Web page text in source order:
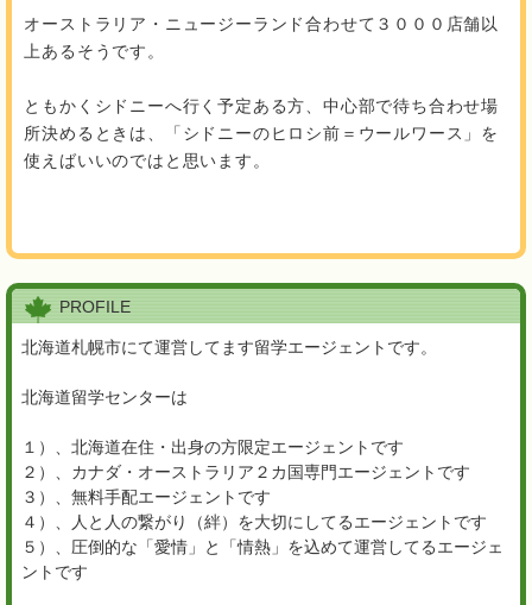
オーストラリア・ニュージーランド合わせて３０００店舗以
上あるそうです。
ともかくシドニーへ行く予定ある方、中心部で待ち合わせ場
所決めるときは、「シドニーのヒロシ前＝ウールワース」を
使えばいいのではと思います。
PROFILE
北海道札幌市にて運営してます留学エージェントです。
北海道留学センターは
１）、北海道在住・出身の方限定エージェントです
２）、カナダ・オーストラリア２カ国専門エージェントです
３）、無料手配エージェントです
４）、人と人の繋がり（絆）を大切にしてるエージェントです
５）、圧倒的な「愛情」と「情熱」を込めて運営してるエージェ
ントです